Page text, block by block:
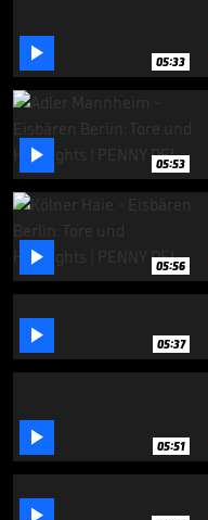
 05:33
 05:53
 05:56
 05:37
 05:51